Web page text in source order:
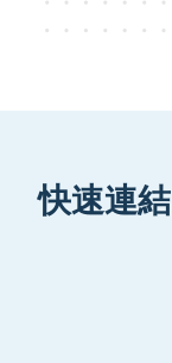
快速連結